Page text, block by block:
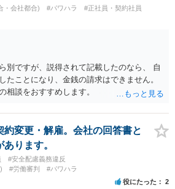
・会社都合) #パワハラ #正社員・契約社員
別ですが、説得されて記載したのなら、 自
たことになり、金銭の請求はできません。
相談をおすすめします。
約変更・解雇。会社の回答書と
ります。
#安全配慮義務違反
#労働審判 #パワハラ
役にたった 2